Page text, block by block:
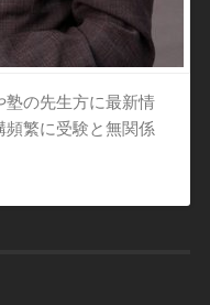
塾の先生方に最新情
繁に受験と無関係